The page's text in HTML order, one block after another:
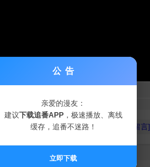
公告
亲爱的漫友：
建议下载追番APP，极速播放、离线
缓存，追番不迷路！
立即下载
上一集 下一集
不同,请勿相信视频中的广告 ,[点此报错留言]